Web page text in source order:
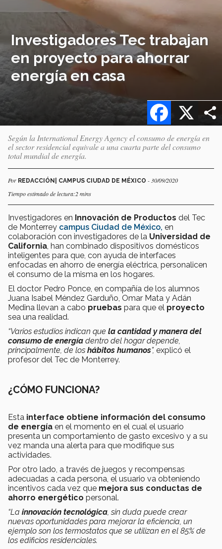
Investigadores Tec trabajan
en proyecto para ahorrar
energía en casa
X
Facebook
Según la International Energy Agency el consumo de energía en
el sector residencial equivale a una cuarta parte del consumo
total mundial de energía.
Por REDACCIÓN| CAMPUS CIUDAD DE MÉXICO - 30/09/2020
Tiempo estimado de lectura:2 mins
Investigadores en Innovación de Productos del Tec
de Monterrey campus Ciudad de México, en
colaboración con investigadores de la Universidad de
California , han combinado dispositivos domésticos
inteligentes para que, con ayuda de interfaces
enfocadas en ahorro de energía eléctrica, personalicen
el consumo de la misma en los hogares.
El doctor Pedro Ponce, en compañía de los alumnos
Juana Isabel Méndez Garduño, Omar Mata y Adán
Medina llevan a cabo pruebas para que el proyecto
sea una realidad.
“Varios estudios indican que la cantidad y manera del
consumo de energía dentro del hogar depende,
principalmente, de los hábitos humanos”, explicó el
profesor del Tec de Monterrey.
¿CÓMO FUNCIONA?
Esta interface obtiene información del consumo
de energía en el momento en el cual el usuario
presenta un comportamiento de gasto excesivo y a su
vez manda una alerta para que modifique sus
actividades.
Por otro lado, a través de juegos y recompensas
adecuadas a cada persona, el usuario va obteniendo
incentivos cada vez que mejora sus conductas de
ahorro energético personal.
“La innovación tecnológica , sin duda puede crear
nuevas oportunidades para mejorar la eficiencia, un
ejemplo son los termostatos que se utilizan en el 85% de
los edificios residenciales.